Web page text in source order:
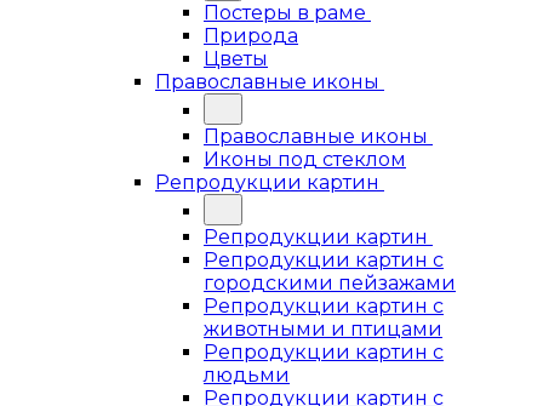
Постеры в раме
Природа
Цветы
Православные иконы
Православные иконы
Иконы под стеклом
Репродукции картин
Репродукции картин
Репродукции картин с
городскими пейзажами
Репродукции картин с
животными и птицами
Репродукции картин с
людьми
Репродукции картин с